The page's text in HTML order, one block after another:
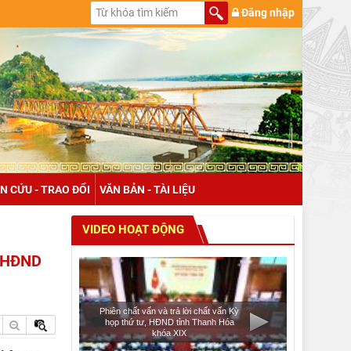
Đăng nhập
CỨU - TRAO ĐỔI VĂN BẢN - TÀI LIỆU
VIDEO HOẠT ĐỘNG
Phiên chất vấn và trả lời chất vấn Kỳ
họp thứ tư, HĐND tỉnh Thanh Hóa
khóa XIX